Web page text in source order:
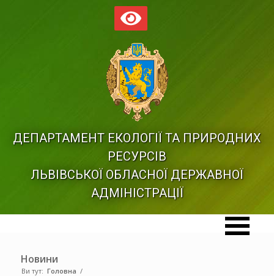
ДЕПАРТАМЕНТ ЕКОЛОГІЇ ТА ПРИРОДНИХ
РЕСУРСІВ
ЛЬВІВСЬКОЇ ОБЛАСНОЇ ДЕРЖАВНОЇ
АДМІНІСТРАЦІЇ
Новини
Ви тут: Головна /